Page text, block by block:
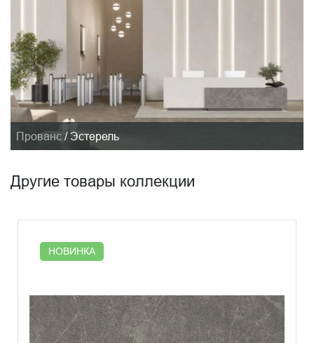
Прованс / Эстерель
Другие товары коллекции
НОВИНКА